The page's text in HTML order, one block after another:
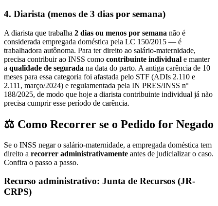
4. Diarista (menos de 3 dias por semana)
A diarista que trabalha 2 dias ou menos por semana não é
considerada empregada doméstica pela LC 150/2015 — é
trabalhadora autônoma. Para ter direito ao salário-maternidade,
precisa contribuir ao INSS como contribuinte individual e manter
a qualidade de segurada na data do parto. A antiga carência de 10
meses para essa categoria foi afastada pelo STF (ADIs 2.110 e
2.111, março/2024) e regulamentada pela IN PRES/INSS nº
188/2025, de modo que hoje a diarista contribuinte individual já não
precisa cumprir esse período de carência.
⚖️ Como Recorrer se o Pedido for Negado
Se o INSS negar o salário-maternidade, a empregada doméstica tem
direito a recorrer administrativamente antes de judicializar o caso.
Confira o passo a passo.
Recurso administrativo: Junta de Recursos (JR-
CRPS)